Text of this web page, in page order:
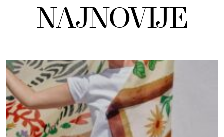
NAJNOVIJE